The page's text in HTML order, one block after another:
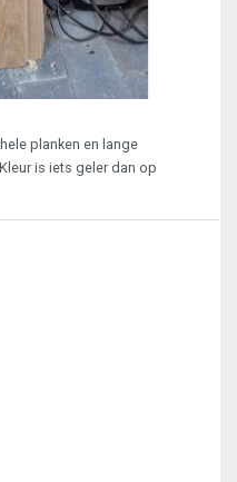
planken en lange
is iets geler dan op